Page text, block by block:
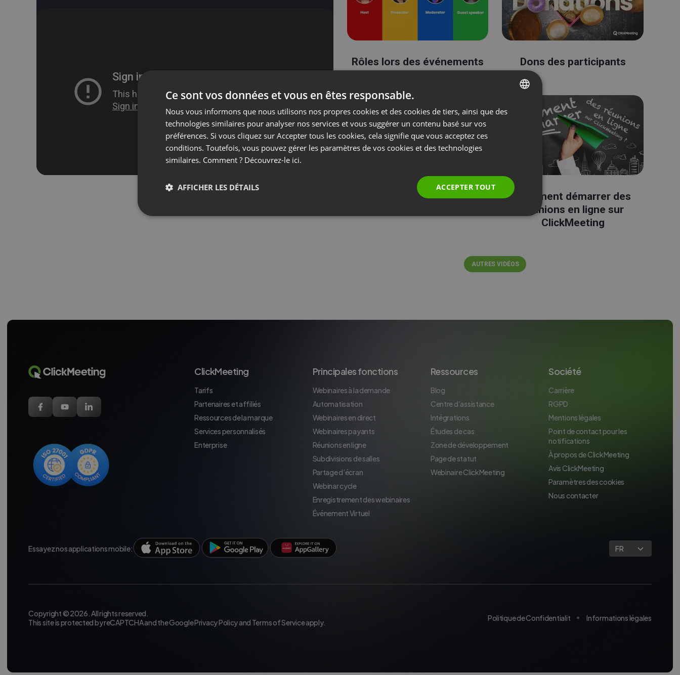
Rôles lors des événements Dons des participants
Stream sur LinkedIn
Comment démarrer des
réunions en ligne sur
ClickMeeting
AUTRES VIDÉOS
ClickMeeting
Tarifs
Partenaires et affiliés
Ressources de la marque
Services personnalisés
Enterprise
Principales fonctions
Webinaires à la demande
Automatisation
Webinaires en direct
Webinaires payants
Réunions en ligne
Subdivisions de salles
Partage d’écran
Webinar cycle
Enregistrement des webinaires
Événement Virtuel
Ressources
Blog
Centre d’assistance
Intégrations
Études de cas
Zone de développement
Page de statut
Webinaire ClickMeeting
Société
Carrière
RGPD
Mentions légales
Point de contact pour les
notifications
À propos de ClickMeeting
Avis ClickMeeting
Paramètres des cookies
Nous contacter
Essayez nos applications mobile: FR
Copyright © 2026. All rights reserved.
This site is protected by reCAPTCHA and the GooglePrivacy Policyand Terms of Serviceapply. Politique de Confidentialit Informations légales
ENGLISH
RUSSIAN
SPANISH
Ce sont vos données et vous en êtes responsable.
Nous vous informons que nous utilisons nos propres cookies et des cookies de tiers, ainsi que des
technologies similaires pour analyser nos services et vous suggérer un contenu basé sur vos
préférences. Si vous cliquez sur Accepter tous les cookies, cela signifie que vous acceptez ces
conditions. Toutefois, vous pouvez gérer les paramètres de vos cookies et des technologies
similaires. Comment ? Découvrez-le ici.
ACCEPTER TOUT
AFFICHER LES DÉTAILS